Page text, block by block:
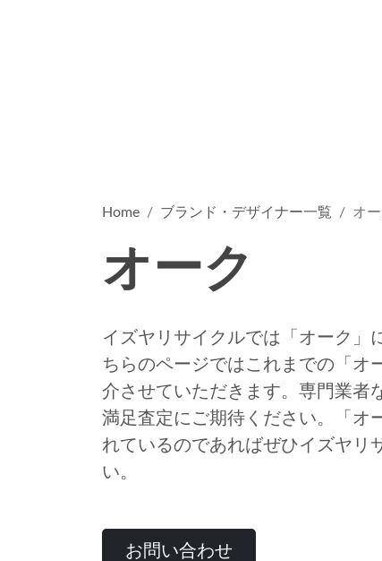
Home ブランド・デザイナー一覧 オー
オーク
イズヤリサイクルでは「オーク」
ちらのページではこれまでの「オ
介させていただきます。専門業者
満足査定にご期待ください。「オ
れているのであればぜひイズヤリ
い。
お問い合わせ